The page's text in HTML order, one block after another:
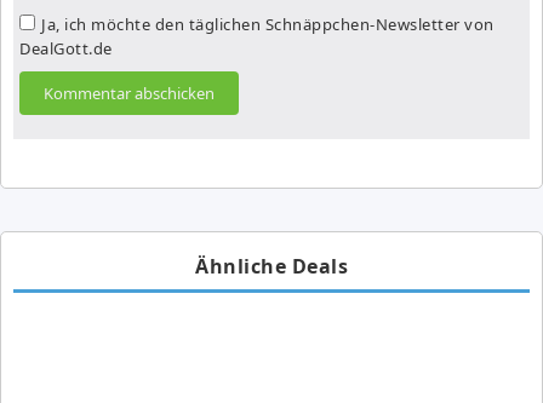
Ja, ich möchte den täglichen Schnäppchen-Newsletter von
DealGott.de
Ähnliche Deals